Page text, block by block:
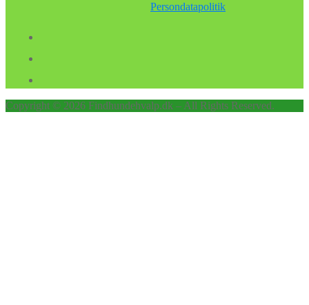
Persondatapolitik
Copyright © 2026 Findhundehvalp.dk – All Rights Reserved.